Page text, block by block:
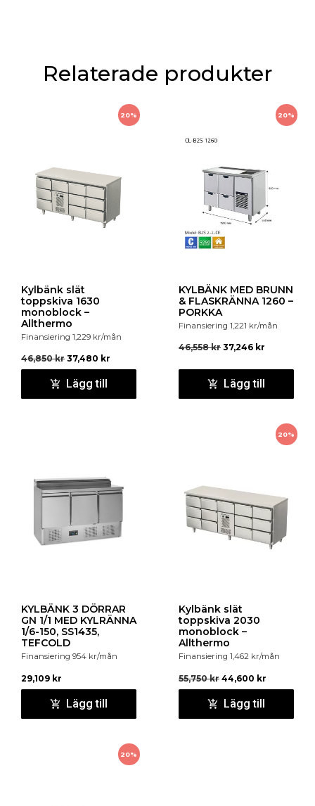
Relaterade produkter
20%
Kylbänk slät
toppskiva 1630
monoblock –
Allthermo
Finansiering 1,229 kr/mån
46,850kr 37,480 kr
Lägg till
20%
KYLBÄNK MED BRUNN
& FLASKRÄNNA 1260 –
PORKKA
Finansiering 1,221 kr/mån
46,558kr 37,246 kr
Lägg till
KYLBÄNK 3 DÖRRAR
GN 1/1 MED KYLRÄNNA
1/6-150, SS1435,
TEFCOLD
Finansiering 954 kr/mån
29,109 kr
Lägg till
20%
Kylbänk slät
toppskiva 2030
monoblock –
Allthermo
Finansiering 1,462 kr/mån
55,750kr 44,600 kr
Lägg till
20%